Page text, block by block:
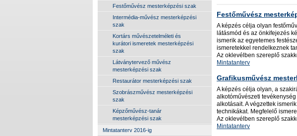
Festőművész mesterképzési szak
Intermédia-művész mesterképzési
szak
Kortárs művészetelméleti és
kurátori ismeretek mesterképzési
szak
Látványtervező művész
mesterképzési szak
Restaurátor mesterképzési szak
Szobrászművész mesterképzési
szak
Képzőművész-tanár
mesterképzési szak
Mintatanterv 2016-ig
Festőművész
A képzés célja olyan
látásmód és az önkifejezés
ismerik az egyetemes
ismeretekkel rendelkeznek
Az oklevélben szereplő
Mintatanterv
Grafikusművész
A képzés célja olyan, a
alkotóművészeti
alkotásait. A végzettek
technikákat. Megfelelő
Az oklevélben szereplő
Mintatanterv